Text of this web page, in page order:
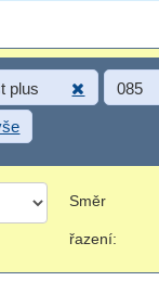
plus 085
Směr
řazení: